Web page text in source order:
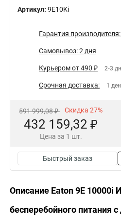
Артикул: 9E10Ki
Гарантия
Самовывоз: 2 дня
Курьером от 490 ₽ 2-3
Срочная доставка: 1
591 999,08 ₽ Скидка 27%
432 159,32 ₽
Цена за 1 шт.
Быстрый заказ
Описание Eaton 9E 10000i
бесперебойного питания